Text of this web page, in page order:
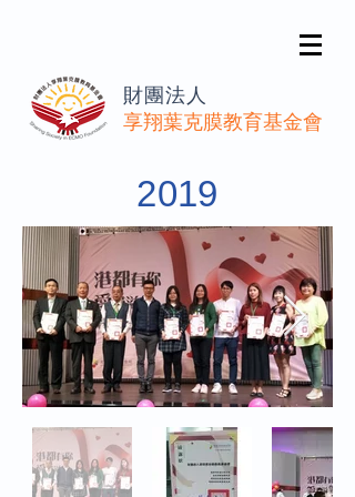
財團法人
享翔葉克膜教育基金會
2019​